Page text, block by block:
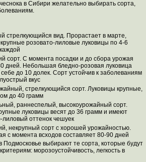
в Сибири желательно выбирать сорта,
стрелкующийся вид. Прорастает в марте,
розовато-лиловые луковицы по 4-6
сорт. С момента посадки и до сбора урожая
дней. Небольшая бледно-розовая луковица
до 10 долек. Сорт устойчив к заболеваниям
вкус
стрелкующийся сорт. Луковицы крупные,
до 40 грамм
раннеспелый, высокоурожайный сорт.
луковицы весят до 36 грамм и имеют
оттенок чешуек
некрупный сорт с хорошей урожайностью.
с момента всходов составляет 80-90 дней
выбирают те сорта, которые будут
морозоустойчивость, легкость в